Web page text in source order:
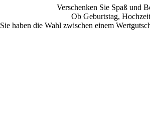
Verschenken Sie Spaß und
Ob Geburtstag,
Sie haben die Wahl zwischen einem